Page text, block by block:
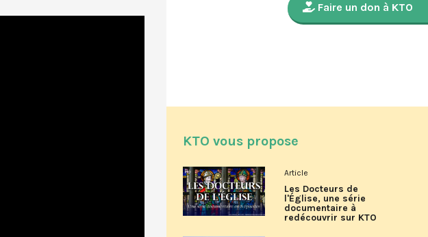
Faire un don à KTO
KTO vous propose
Article
Les Docteurs de
l'Église, une série
documentaire à
redécouvrir sur KTO